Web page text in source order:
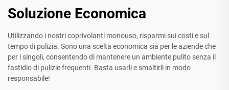
Soluzione Economica
Utilizzando i nostri coprivolanti monouso, risparmi sui costi e sul
tempo di pulizia. Sono una scelta economica sia per le aziende che
per i singoli, consentendo di mantenere un ambiente pulito senza il
fastidio di pulizie frequenti. Basta usarli e smaltirli in modo
responsabile!